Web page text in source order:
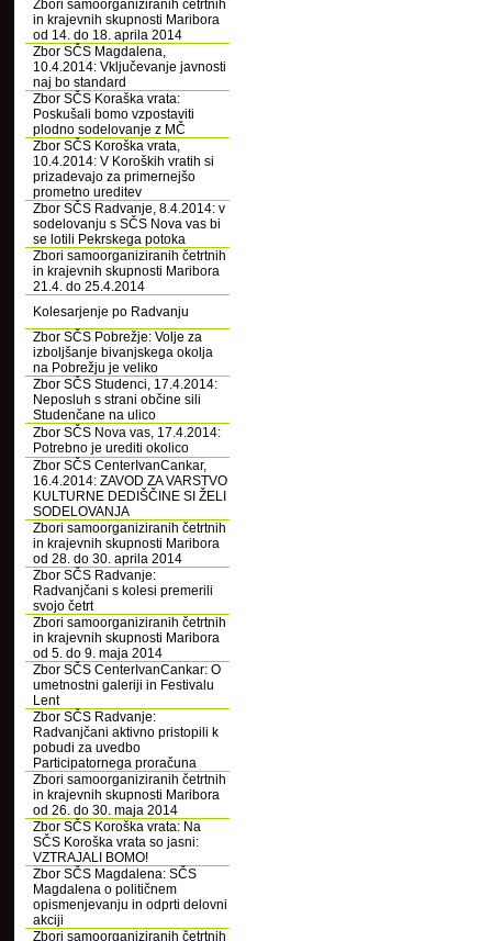
Zbori samoorganiziranih četrtnih
in krajevnih skupnosti Maribora
od 14. do 18. aprila 2014
Zbor SČS Magdalena,
10.4.2014: Vključevanje javnosti
naj bo standard
Zbor SČS Koraška vrata:
Poskušali bomo vzpostaviti
plodno sodelovanje z MČ
Zbor SČS Koroška vrata,
10.4.2014: V Koroških vratih si
prizadevajo za primernejšo
prometno ureditev
Zbor SČS Radvanje, 8.4.2014: v
sodelovanju s SČS Nova vas bi
se lotili Pekrskega potoka
Zbori samoorganiziranih četrtnih
in krajevnih skupnosti Maribora
21.4. do 25.4.2014
Kolesarjenje po Radvanju
Zbor SČS Pobrežje: Volje za
izboljšanje bivanjskega okolja
na Pobrežju je veliko
Zbor SČS Studenci, 17.4.2014:
Neposluh s strani občine sili
Studenčane na ulico
Zbor SČS Nova vas, 17.4.2014:
Potrebno je urediti okolico
Zbor SČS CenterIvanCankar,
16.4.2014: ZAVOD ZA VARSTVO
KULTURNE DEDIŠČINE SI ŽELI
SODELOVANJA
Zbori samoorganiziranih četrtnih
in krajevnih skupnosti Maribora
od 28. do 30. aprila 2014
Zbor SČS Radvanje:
Radvanjčani s kolesi premerili
svojo četrt
Zbori samoorganiziranih četrtnih
in krajevnih skupnosti Maribora
od 5. do 9. maja 2014
Zbor SČS CenterIvanCankar: O
umetnostni galeriji in Festivalu
Lent
Zbor SČS Radvanje:
Radvanjčani aktivno pristopili k
pobudi za uvedbo
Participatornega proračuna
Zbori samoorganiziranih četrtnih
in krajevnih skupnosti Maribora
od 26. do 30. maja 2014
Zbor SČS Koroška vrata: Na
SČS Koroška vrata so jasni:
VZTRAJALI BOMO!
Zbor SČS Magdalena: SČS
Magdalena o političnem
opismenjevanju in odprti delovni
akciji
Zbori samoorganiziranih četrtnih